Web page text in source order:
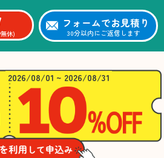
休)
フォームでお見積り
30分以内にご返信します
2026/08/01 ~ 2026/08/31